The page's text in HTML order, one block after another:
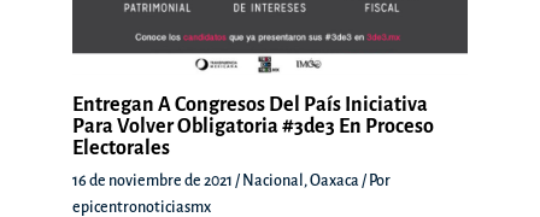
Entregan A Congresos Del País Iniciativa
Para Volver Obligatoria #3de3 En Proceso
Electorales
16 de noviembre de 2021 / Nacional , Oaxaca / Por
epicentronoticiasmx